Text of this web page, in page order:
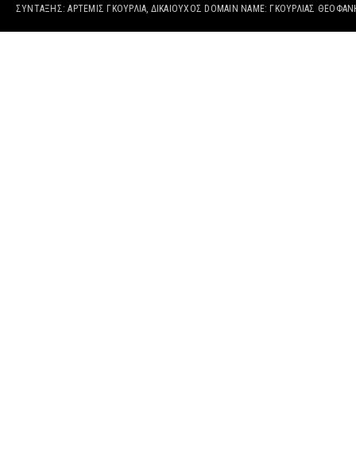
ΣΥΝΤΑΞΗΣ: ΑΡΤΕΜΙΣ ΓΚΟΥΡΛΙΑ, ΔΙΚΑΙΟΎΧΟΣ DOMAIN NAME: ΓΚΟΥΡΛΙΑΣ